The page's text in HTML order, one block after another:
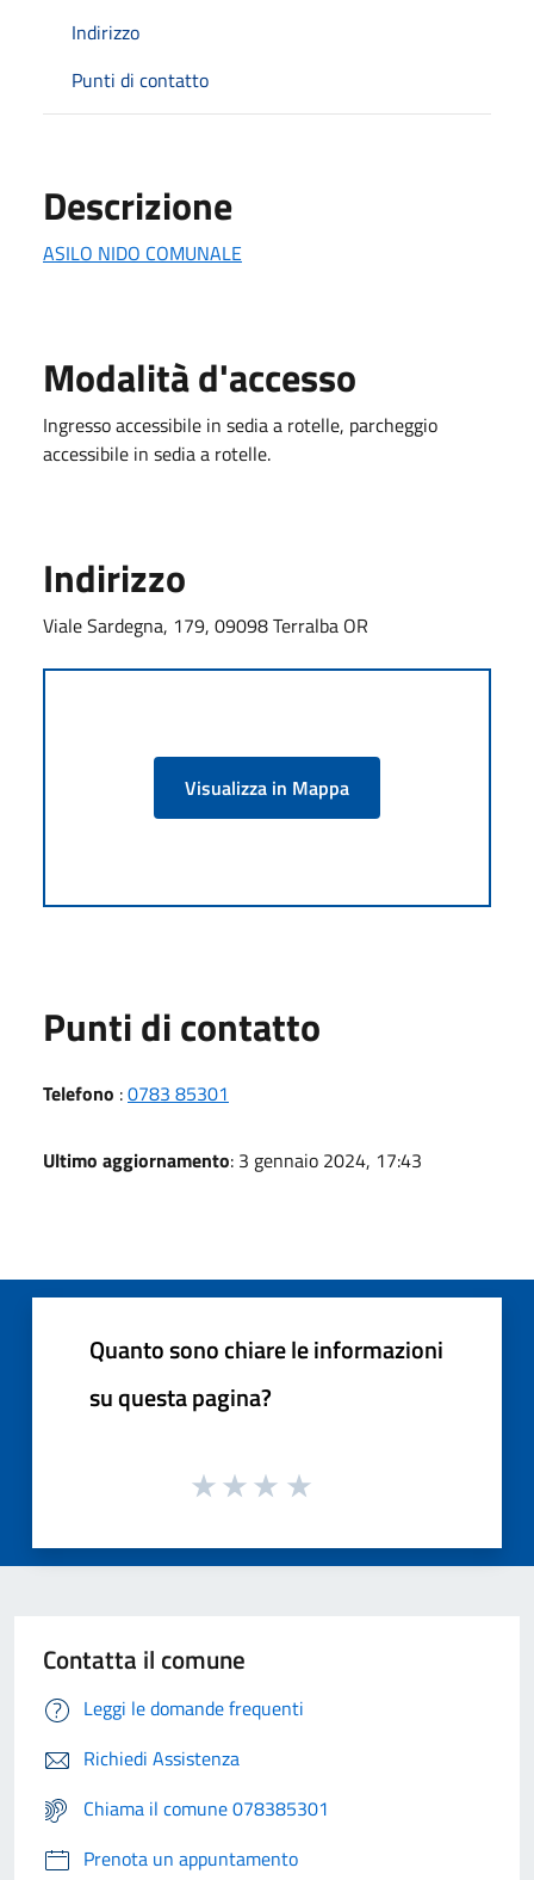
Indirizzo
Punti di contatto
Descrizione
ASILO NIDO COMUNALE
Modalità d'accesso
Ingresso accessibile in sedia a rotelle, parcheggio
accessibile in sedia a rotelle.
Indirizzo
Viale Sardegna, 179, 09098 Terralba OR
Visualizza in Mappa
Punti di contatto
Telefono :0783 85301
Ultimo aggiornamento: 3 gennaio 2024, 17:43
Quanto sono chiare le informazioni
su questa pagina?
Contatta il comune
Leggi le domande frequenti
Richiedi Assistenza
Chiama il comune 078385301
Prenota un appuntamento